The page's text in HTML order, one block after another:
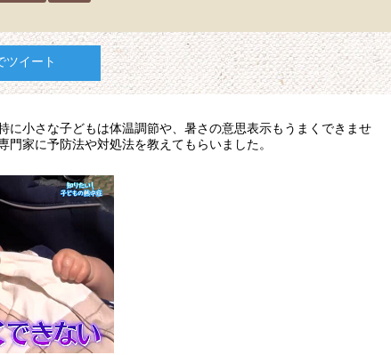
ツイート
に小さな子どもは体温調節や、暑さの意思表示もうまくできませ
門家に予防法や対処法を教えてもらいました。